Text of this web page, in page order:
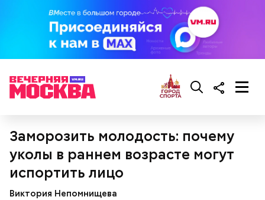
Заморозить молодость: почему
уколы в раннем возрасте могут
испортить лицо
Виктория Непомнищева
сковороде с оливковым маслом до золотистого
цвета. Далее грудку нарезать на небольшие
кусочки и добавить к маслу с чесноком. После того
как курица поджарится, добавить в сковороду
кабачок, нарезанный треугольниками.